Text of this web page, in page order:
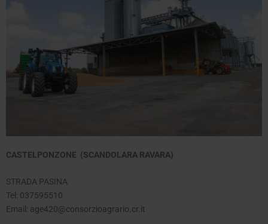
CASTELPONZONE (SCANDOLARA RAVARA)
STRADA PASINA
Tel: 037595510
Email: age420@consorzioagrario.cr.it